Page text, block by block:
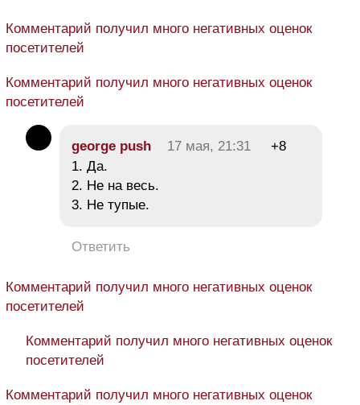
Комментарий получил много негативных оценок
посетителей
Комментарий получил много негативных оценок
посетителей
george push 17 мая, 21:31
+8
1. Да.
2. Не на весь.
3. Не тупые.
Ответить
Комментарий получил много негативных оценок
посетителей
Комментарий получил много негативных оценок
посетителей
Комментарий получил много негативных оценок